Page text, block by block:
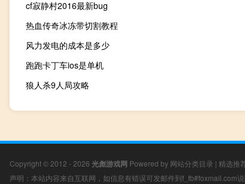
cf寂静村2016最新bug
热血传奇冰冻带切割教程
风力发电的成本是多少
跑跑卡丁车ios是单机
狼人杀9人局攻略
Copyright © 2012 - 2026 光彪游戏网 Powered by 网站分类目录 | 精选推
声明：本站内容来自互联网，如信息有错误可发邮件到f_fb#foxmail.com